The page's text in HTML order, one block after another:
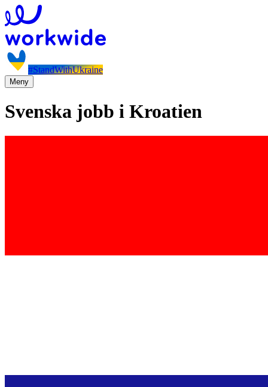
#StandWithUkraine
Meny
Svenska jobb i Kroatien